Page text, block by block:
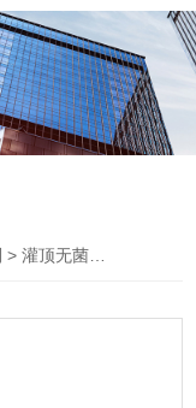
>灌顶无菌呼吸器